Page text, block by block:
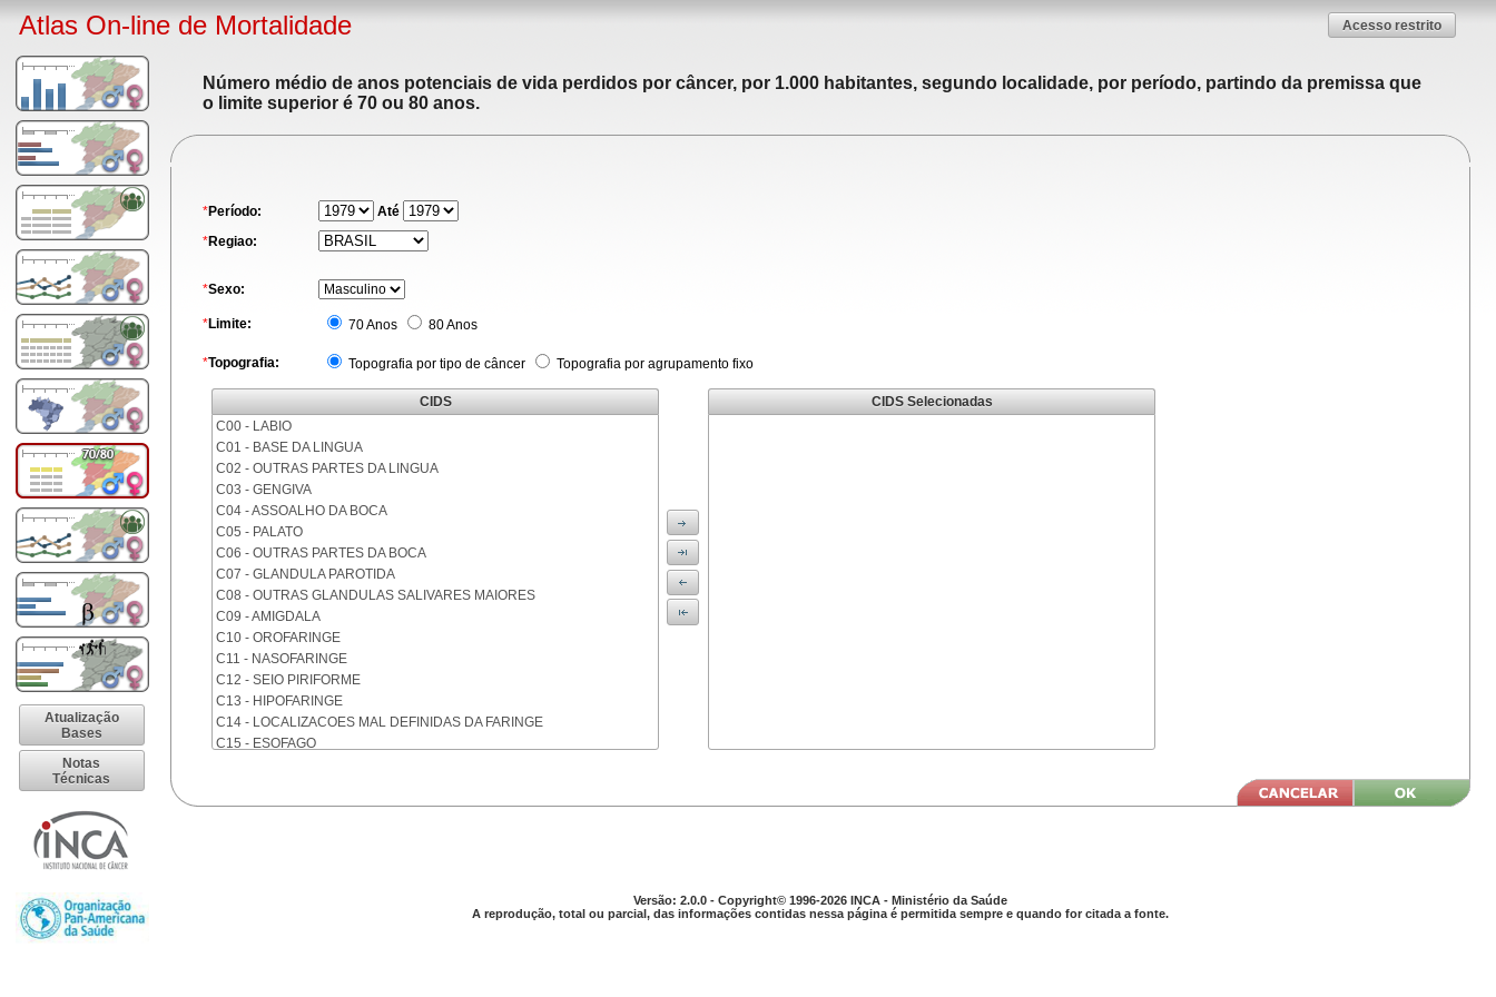
Atlas On-line de Mortalidade Acesso restrito
Atualização
Bases
Notas
Técnicas
Número médio de anos potenciais de vida perdidos por câncer, por 1.000 habitantes, segundo localidade, por período, partindo da premissa que
o limite superior é 70 ou 80 anos.
*Período:
Até
*Regiao:
*Sexo:
*Limite: 70 Anos 80 Anos
*Topografia: Topografia por tipo de câncer Topografia por agrupamento fixo
CIDS
C00 - LABIO
C01 - BASE DA LINGUA
C02 - OUTRAS PARTES DA LINGUA
C03 - GENGIVA
C04 - ASSOALHO DA BOCA
C05 - PALATO
C06 - OUTRAS PARTES DA BOCA
C07 - GLANDULA PAROTIDA
C08 - OUTRAS GLANDULAS SALIVARES MAIORES
C09 - AMIGDALA
C10 - OROFARINGE
C11 - NASOFARINGE
C12 - SEIO PIRIFORME
C13 - HIPOFARINGE
C14 - LOCALIZACOES MAL DEFINIDAS DA FARINGE
C15 - ESOFAGO
C18 - COLON
CIDS Selecionadas
Versão: 2.0.0 - Copyright© 1996-2026 INCA - Ministério da Saúde
A reprodução, total ou parcial, das informações contidas nessa página é permitida sempre e quando for citada a fonte.